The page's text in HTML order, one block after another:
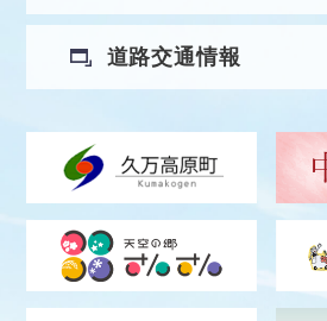
道路交通情報